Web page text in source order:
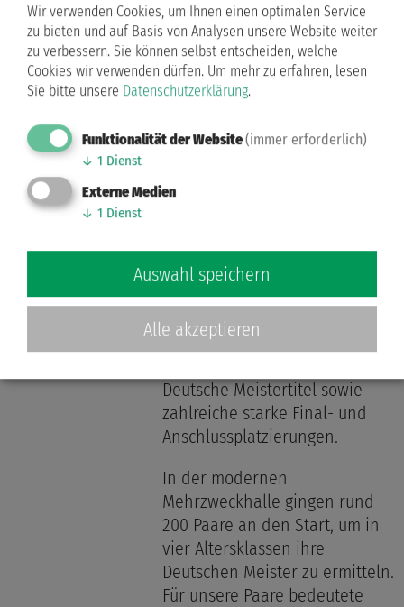
Weiterlesen …
Kategorie: Tanzen im Fernsehen
Foto: Deutscher
Latein Junioren I, II,
Ein intensives und emotionales
Meisterschaftswochenende im
brandenburgischen Bernau
liegt hinter dem Grün-Gold-
Club Bremen – und es brachte
Deutsche Meistertitel sowie
zahlreiche starke Final- und
Anschlussplatzierungen.
In der modernen
Mehrzweckhalle gingen rund
200 Paare an den Start, um in
vier Altersklassen ihre
Deutschen Meister zu ermitteln.
Für unsere Paare bedeutete
Wir verwenden Cookies, um Ihnen einen optimalen Service
zu bieten und auf Basis von Analysen unsere Website weiter
zu verbessern. Sie können selbst entscheiden, welche
Cookies wir verwenden dürfen. Um mehr zu erfahren, lesen
Sie bitte unsere Datenschutzerklärung.
Funktionalität der Website(immer erforderlich)
↓ 1 Dienst
Externe Medien
↓ 1 Dienst
Auswahl speichern
Alle akzeptieren